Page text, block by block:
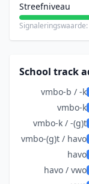
Streefniveau
Signaleringswaarde:
School track
vmbo-b / -k
vmbo-k
vmbo-k / -(g)t
vmbo-(g)t / havo
havo
havo / vwo